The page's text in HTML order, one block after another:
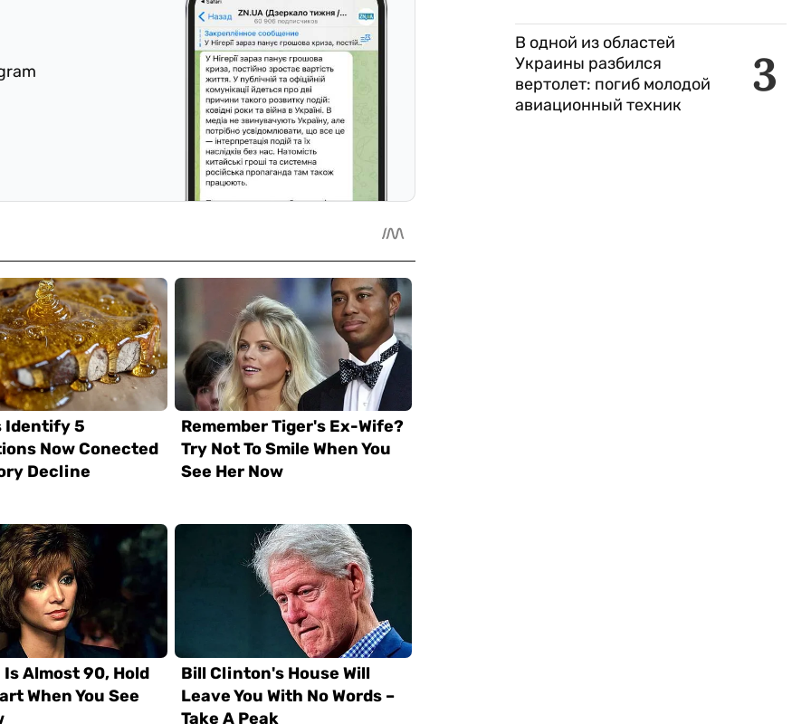
3
В одной из областей
Украины разбился
вертолет: погиб молодой
авиационный техник